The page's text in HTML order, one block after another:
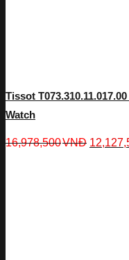
Tissot
Watch
16,978,500VNĐ